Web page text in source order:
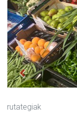
Urnieta - Hezkuntza
Previous